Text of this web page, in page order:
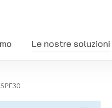
Le nostre soluzioni